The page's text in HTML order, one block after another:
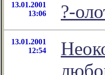
13.01.2001
13:06
?-
13.01.2001
12:54